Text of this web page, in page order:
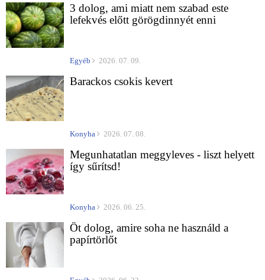
3 dolog, ami miatt nem szabad este
lefekvés előtt görögdinnyét enni
Egyéb 2026. 07. 09.
Barackos csokis kevert
Konyha 2026. 07. 08.
Megunhatatlan meggyleves - liszt helyett
így sűrítsd!
Konyha 2026. 06. 25.
Öt dolog, amire soha ne használd a
papírtörlőt